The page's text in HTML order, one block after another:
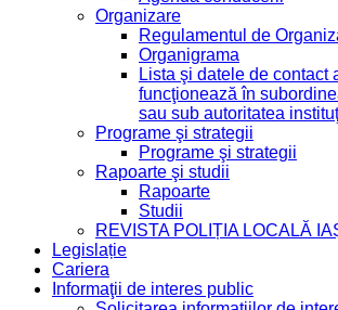
Organizare
Regulamentul de
Organigrama
Lista şi datele de contact
funcţionează în
sau sub autoritatea
Programe şi strategii
Programe şi strategii
Rapoarte şi studii
Rapoarte
Studii
REVISTA POLIȚIA LOCALĂ
Legislație
Cariera
Informaţii de interes public